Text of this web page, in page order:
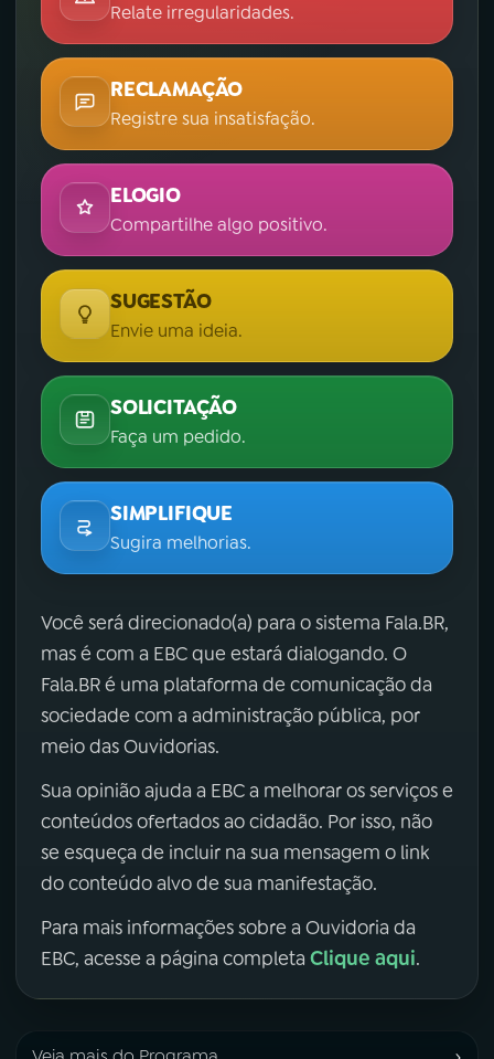
Relate irregularidades.
RECLAMAÇÃO
Registre sua insatisfação.
ELOGIO
Compartilhe algo positivo.
SUGESTÃO
Envie uma ideia.
SOLICITAÇÃO
Faça um pedido.
SIMPLIFIQUE
Sugira melhorias.
Você será direcionado(a) para o sistema Fala.BR,
mas é com a EBC que estará dialogando. O
Fala.BR é uma plataforma de comunicação da
sociedade com a administração pública, por
meio das Ouvidorias.
Sua opinião ajuda a EBC a melhorar os serviços e
conteúdos ofertados ao cidadão. Por isso, não
se esqueça de incluir na sua mensagem o link
do conteúdo alvo de sua manifestação.
Para mais informações sobre a Ouvidoria da
EBC, acesse a página completa Clique aqui.